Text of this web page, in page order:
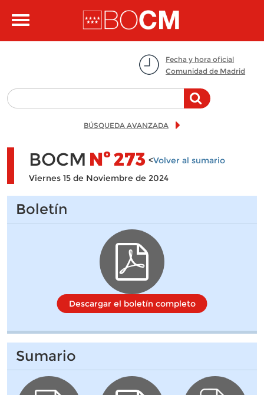
Toggle
Fecha y hora oficial
Comunidad de Madrid
BÚSQUEDA AVANZADA
BOCM Nº273 <Volver al sumario
Viernes 15 de Noviembre de 2024
Boletín
Descargar el boletín completo
Sumario